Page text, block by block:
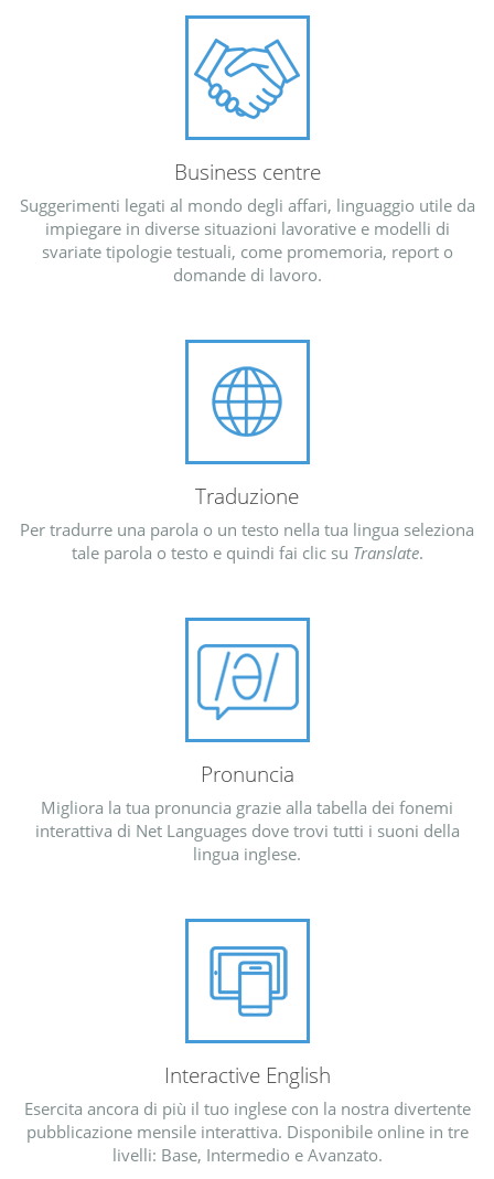
Business centre
Suggerimenti legati al mondo degli affari, linguaggio utile da
impiegare in diverse situazioni lavorative e modelli di
svariate tipologie testuali, come promemoria, report o
domande di lavoro.
Traduzione
Per tradurre una parola o un testo nella tua lingua seleziona
tale parola o testo e quindi fai clic su Translate.
Pronuncia
Migliora la tua pronuncia grazie alla tabella dei fonemi
interattiva di Net Languages dove trovi tutti i suoni della
lingua inglese.
Interactive English
Esercita ancora di più il tuo inglese con la nostra divertente
pubblicazione mensile interattiva. Disponibile online in tre
livelli: Base, Intermedio e Avanzato.